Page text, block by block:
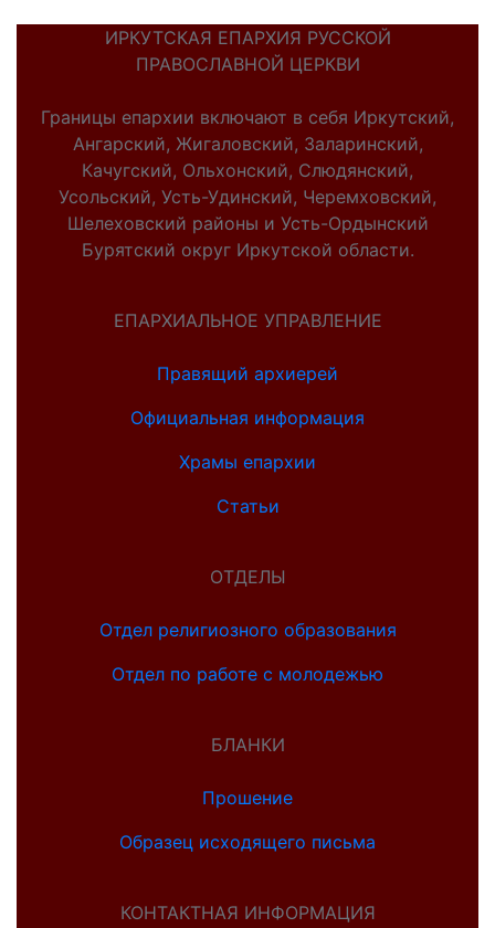
ИРКУТСКАЯ ЕПАРХИЯ РУССКОЙ
ПРАВОСЛАВНОЙ ЦЕРКВИ
Границы епархии включают в себя Иркутский,
Ангарский, Жигаловский, Заларинский,
Качугский, Ольхонский, Слюдянский,
Усольский, Усть-Удинский, Черемховский,
Шелеховский районы и Усть-Ордынский
Бурятский округ Иркутской области.
ЕПАРХИАЛЬНОЕ УПРАВЛЕНИЕ
Правящий архиерей
Официальная информация
Храмы епархии
Статьи
ОТДЕЛЫ
Отдел религиозного образования
Отдел по работе с молодежью
БЛАНКИ
Прошение
Образец исходящего письма
КОНТАКТНАЯ ИНФОРМАЦИЯ